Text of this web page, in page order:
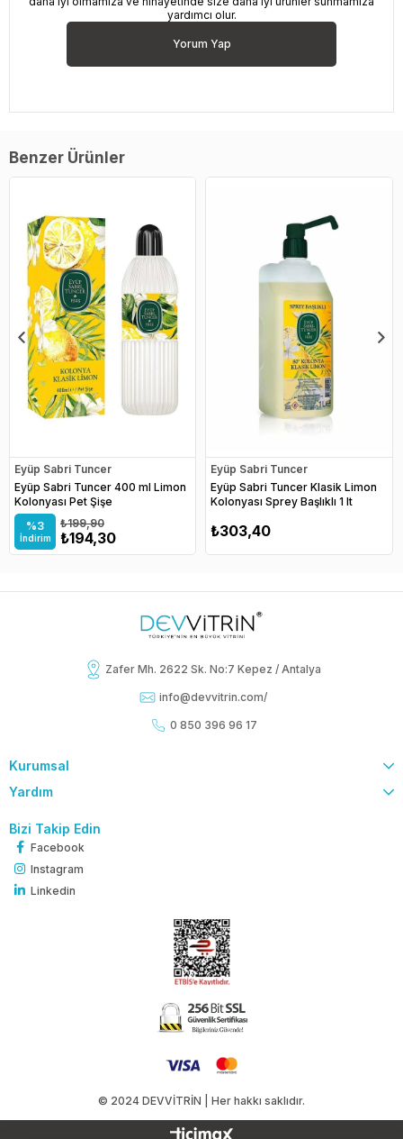
yardımcı olur.
Yorum Yap
Benzer Ürünler
Eyüp Sabri Tuncer
Eyüp Sabri Tuncer 400 ml Limon
Kolonyası Pet Şişe
%3
İndirim ₺194,30
₺199,90
Eyüp Sabri Tuncer
Eyüp Sabri Tuncer Klasik Limon
Kolonyası Sprey Başlıklı 1 lt
₺303,40
Zafer Mh. 2622 Sk. No:7 Kepez / Antalya
info@devvitrin.com/
0 850 396 96 17
Kurumsal
Yardım
Bizi Takip Edin
Facebook
Instagram
Linkedin
© 2024 DEVVİTRİN | Her hakkı saklıdır.